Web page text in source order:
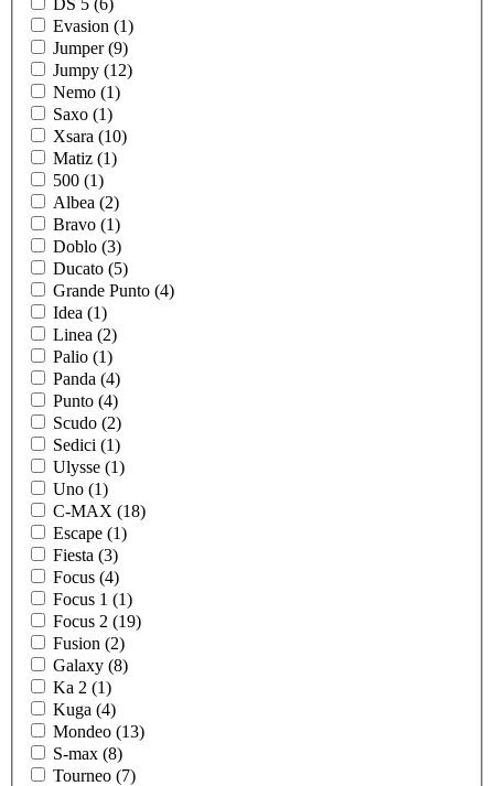
Evasion (1)
Jumper (9)
Jumpy (12)
Nemo (1)
Saxo (1)
Xsara (10)
Matiz (1)
500 (1)
Albea (2)
Bravo (1)
Doblo (3)
Ducato (5)
Grande Punto (4)
Idea (1)
Linea (2)
Palio (1)
Panda (4)
Punto (4)
Scudo (2)
Sedici (1)
Ulysse (1)
Uno (1)
C-MAX (18)
Escape (1)
Fiesta (3)
Focus (4)
Focus 1 (1)
Focus 2 (19)
Fusion (2)
Galaxy (8)
Ka 2 (1)
Kuga (4)
Mondeo (13)
S-max (8)
Tourneo (7)